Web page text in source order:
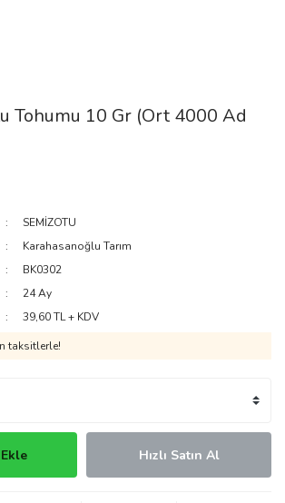
Tohumu 10 Gr (Ort 4000 Ad
SEMİZOTU
Karahasanoğlu Tarım
BK0302
24 Ay
39,60 TL + KDV
taksitlerle!
Hızlı Satın Al